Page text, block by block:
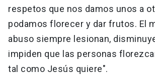
respetos que nos damos unos a
podamos florecer y dar frutos. El
abuso siempre lesionan,
impiden que las personas
tal como Jesús quiere".